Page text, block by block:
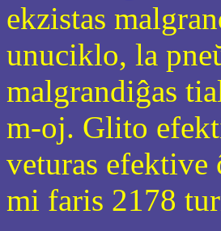
ekzistas
unuciklo, la
malgrandiĝas
m-oj. Glito
veturas efektive
mi faris 2178